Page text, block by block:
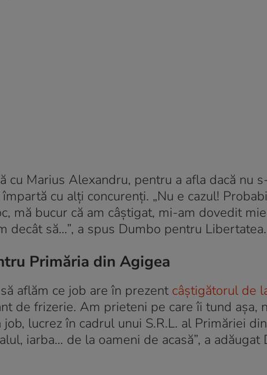
cu Marius Alexandru, pentru a afla dacă nu
cu alți concurenți. „Nu e cazul!
mă bucur că am câștigat, mi-am dovedit
decât să…”, a spus Dumbo pentru Libertatea.
Primăria din Agigea
aflăm ce job are în prezent câștigătorul de
de frizerie. Am prieteni pe care îi tund așa,
job, lucrez în cadrul unui S.R.L. al Primăriei
iarba… de la oameni de acasă”, a